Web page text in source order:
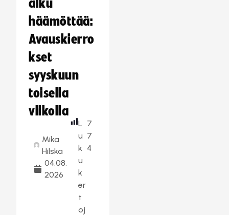
alku
häämöttää:
Avauskierro
kset
syyskuun
toisella
viikolla
Mika
Hilska
04.08.
2026
L
u
k
u
k
er
t
oj
7
7
4